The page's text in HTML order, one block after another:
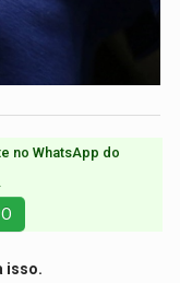
no WhatsApp do
isso.